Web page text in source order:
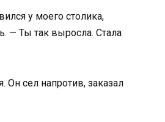
у моего столика,
— Ты так выросла. Стала
Он сел напротив, заказал